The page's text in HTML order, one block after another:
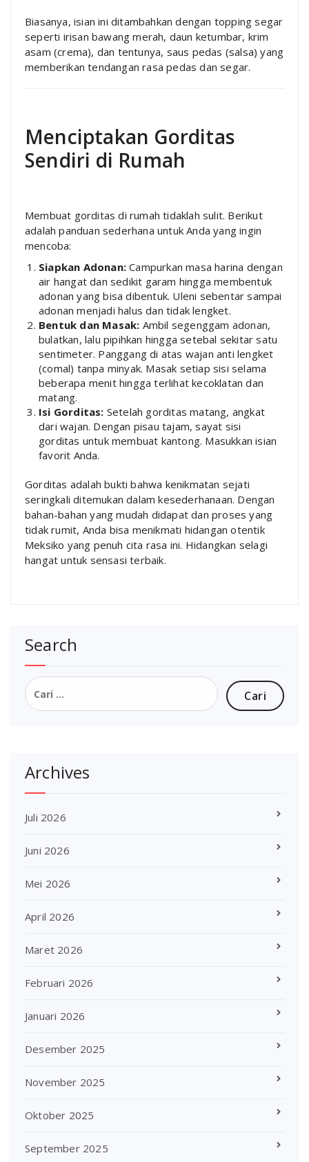
Biasanya, isian ini ditambahkan dengan topping segar
seperti irisan bawang merah, daun ketumbar, krim
asam (crema), dan tentunya, saus pedas (salsa) yang
memberikan tendangan rasa pedas dan segar.
Menciptakan Gorditas
Sendiri di Rumah
Membuat gorditas di rumah tidaklah sulit. Berikut
adalah panduan sederhana untuk Anda yang ingin
mencoba:
Siapkan Adonan: Campurkan masa harina dengan
air hangat dan sedikit garam hingga membentuk
adonan yang bisa dibentuk. Uleni sebentar sampai
adonan menjadi halus dan tidak lengket.
Bentuk dan Masak: Ambil segenggam adonan,
bulatkan, lalu pipihkan hingga setebal sekitar satu
sentimeter. Panggang di atas wajan anti lengket
(comal) tanpa minyak. Masak setiap sisi selama
beberapa menit hingga terlihat kecoklatan dan
matang.
Isi Gorditas: Setelah gorditas matang, angkat
dari wajan. Dengan pisau tajam, sayat sisi
gorditas untuk membuat kantong. Masukkan isian
favorit Anda.
Gorditas adalah bukti bahwa kenikmatan sejati
seringkali ditemukan dalam kesederhanaan. Dengan
bahan-bahan yang mudah didapat dan proses yang
tidak rumit, Anda bisa menikmati hidangan otentik
Meksiko yang penuh cita rasa ini. Hidangkan selagi
hangat untuk sensasi terbaik.
Search
Cari
untuk:
Archives
Juli 2026
Juni 2026
Mei 2026
April 2026
Maret 2026
Februari 2026
Januari 2026
Desember 2025
November 2025
Oktober 2025
September 2025